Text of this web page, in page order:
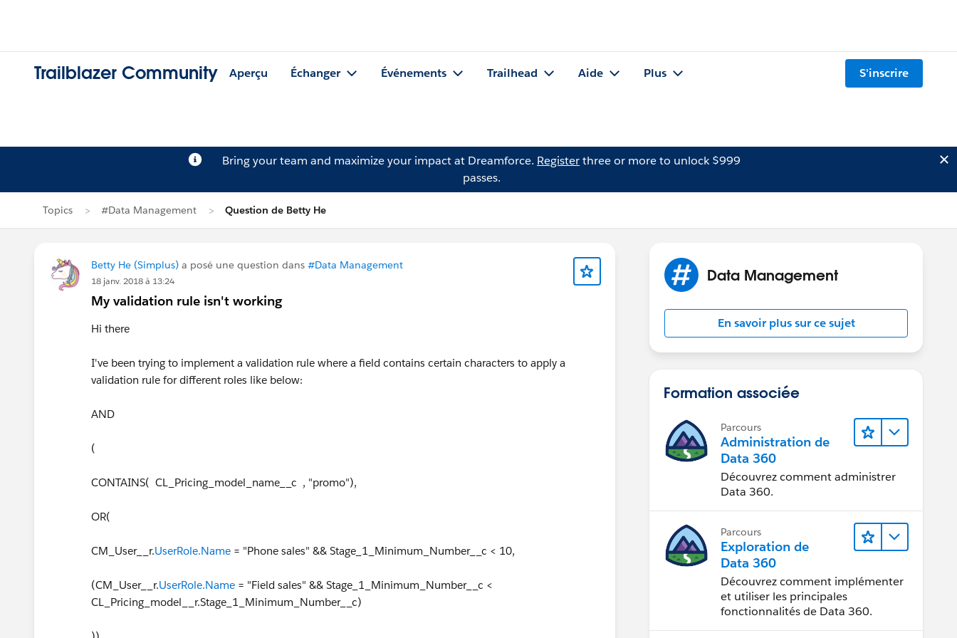
Trailblazer Community Aperçu Échanger Événements Trailhead Aide Plus S'inscrire
Bring your team and maximize your impact at Dreamforce. Registerthree or more to unlock $999
passes.
Topics #Data Management Question de Betty He
Betty He (Simplus) a posé une question dans #Data Management
18 janv. 2018 à 13:24
My validation rule isn't working
Hi there
I've been trying to implement a validation rule where a field contains certain characters to apply a
validation rule for different roles like below:
AND
(
CONTAINS( CL_Pricing_model_name__c , "promo"),
OR(
CM_User__r.UserRole.Name = "Phone sales" && Stage_1_Minimum_Number__c < 10,
(CM_User__r.UserRole.Name = "Field sales" && Stage_1_Minimum_Number__c <
CL_Pricing_model__r.Stage_1_Minimum_Number__c)
Data Management
En savoir plus sur ce sujet
Formation associée
Parcours
Administration de
Data 360
Découvrez comment administrer
Data 360.
Parcours
Exploration de
Data 360
Découvrez comment implémenter
et utiliser les principales
fonctionnalités de Data 360.